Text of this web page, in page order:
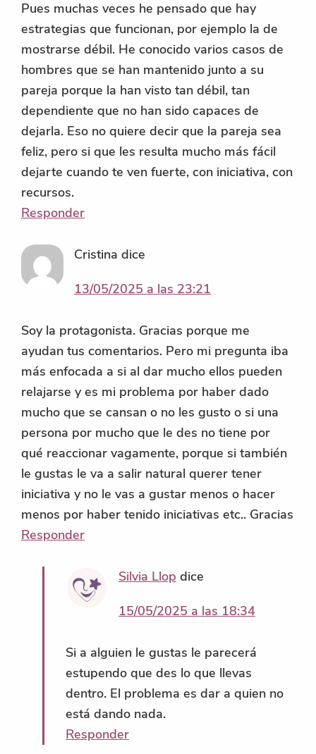
Pues muchas veces he pensado que hay
estrategias que funcionan, por ejemplo la de
mostrarse débil. He conocido varios casos de
hombres que se han mantenido junto a su
pareja porque la han visto tan débil, tan
dependiente que no han sido capaces de
dejarla. Eso no quiere decir que la pareja sea
feliz, pero si que les resulta mucho más fácil
dejarte cuando te ven fuerte, con iniciativa, con
recursos.
Responder
Cristina dice
13/05/2025 a las 23:21
Soy la protagonista. Gracias porque me
ayudan tus comentarios. Pero mi pregunta iba
más enfocada a si al dar mucho ellos pueden
relajarse y es mi problema por haber dado
mucho que se cansan o no les gusto o si una
persona por mucho que le des no tiene por
qué reaccionar vagamente, porque si también
le gustas le va a salir natural querer tener
iniciativa y no le vas a gustar menos o hacer
menos por haber tenido iniciativas etc.. Gracias
Responder
Silvia Llop dice
15/05/2025 a las 18:34
Si a alguien le gustas le parecerá
estupendo que des lo que llevas
dentro. El problema es dar a quien no
está dando nada.
Responder